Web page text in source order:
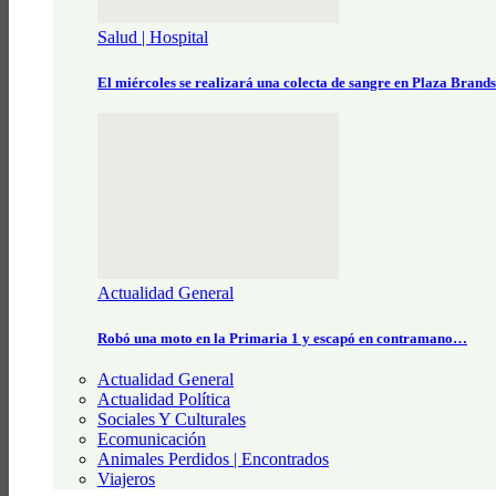
Salud | Hospital
El miércoles se realizará una colecta de sangre en Plaza
Actualidad General
Robó una moto en la Primaria 1 y escapó en contramano…
Actualidad General
Actualidad Política
Sociales Y Culturales
Ecomunicación
Animales Perdidos | Encontrados
Viajeros